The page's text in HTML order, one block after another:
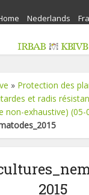
Nederlands
» Protection des
et radis
non-exhaustive) (05-
2015